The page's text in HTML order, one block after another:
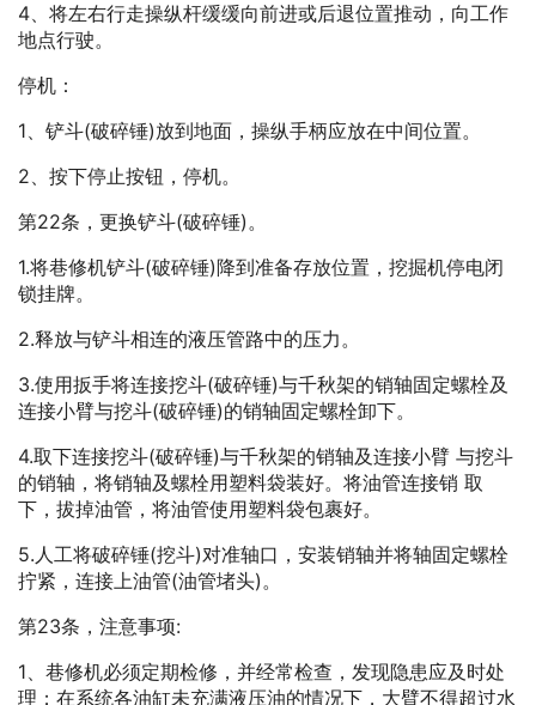
4、将左右行走操纵杆缓缓向前进或后退位置推动，向工作
地点行驶。
停机：
1、铲斗(破碎锤)放到地面，操纵手柄应放在中间位置。
2、按下停止按钮，停机。
第22条，更换铲斗(破碎锤)。
1.将巷修机铲斗(破碎锤)降到准备存放位置，挖掘机停电闭
锁挂牌。
2.释放与铲斗相连的液压管路中的压力。
3.使用扳手将连接挖斗(破碎锤)与千秋架的销轴固定螺栓及
连接小臂与挖斗(破碎锤)的销轴固定螺栓卸下。
4.取下连接挖斗(破碎锤)与千秋架的销轴及连接小臂 与挖斗
的销轴，将销轴及螺栓用塑料袋装好。将油管连接销 取
下，拔掉油管，将油管使用塑料袋包裹好。
5.人工将破碎锤(挖斗)对准轴口，安装销轴并将轴固定螺栓
拧紧，连接上油管(油管堵头)。
第23条，注意事项:
1、巷修机必须定期检修，并经常检查，发现隐患应及时处
理；在系统各油缸未充满液压油的情况下，大臂不得超过水